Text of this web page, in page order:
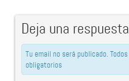
Deja una respuesta
Tu email no será publicado.
obligatorios